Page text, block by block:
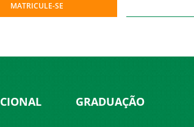
MATRICULE-SE
GRADUAÇÃO